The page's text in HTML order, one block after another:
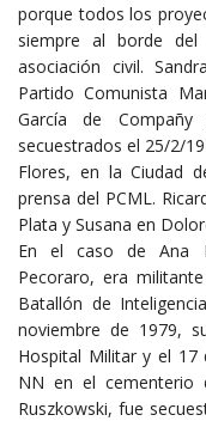
porque todos los
siempre al borde del
asociación civil.
Partido Comunista
García de
secuestrados el 25/2/
Flores, en la Ciudad
prensa del PCML.
Plata y Susana en
En el caso de Ana
Pecoraro, era
Batallón de
noviembre de 1979,
Hospital Militar y el
NN en el cementerio
Ruszkowski, fue